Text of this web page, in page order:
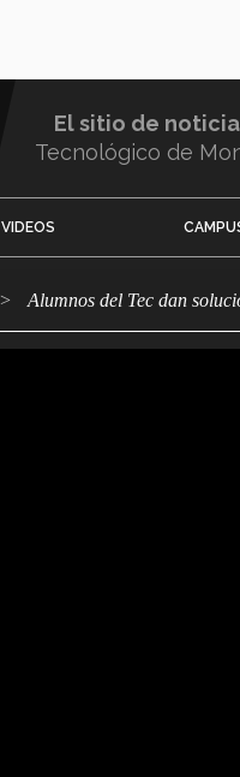
El sitio de
Tecnológico de
VIDEOS
Alumnos del Tec dan